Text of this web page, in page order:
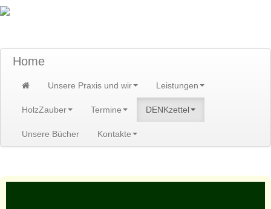
Home
Unsere Praxis und wir Leistungen
HolzZauber Termine DENKzettel
Unsere Bücher Kontakte